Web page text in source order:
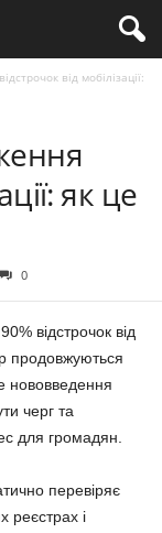
від мобілізації:
як це
0
відстрочок від
продовжуються
нововведення
черг та
для громадян.
перевіряє
реєстрах і